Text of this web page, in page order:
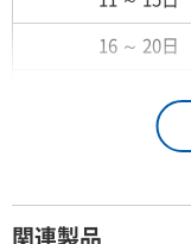
16 ～ 20日
26日 ～ 1ヶ月
関連製品